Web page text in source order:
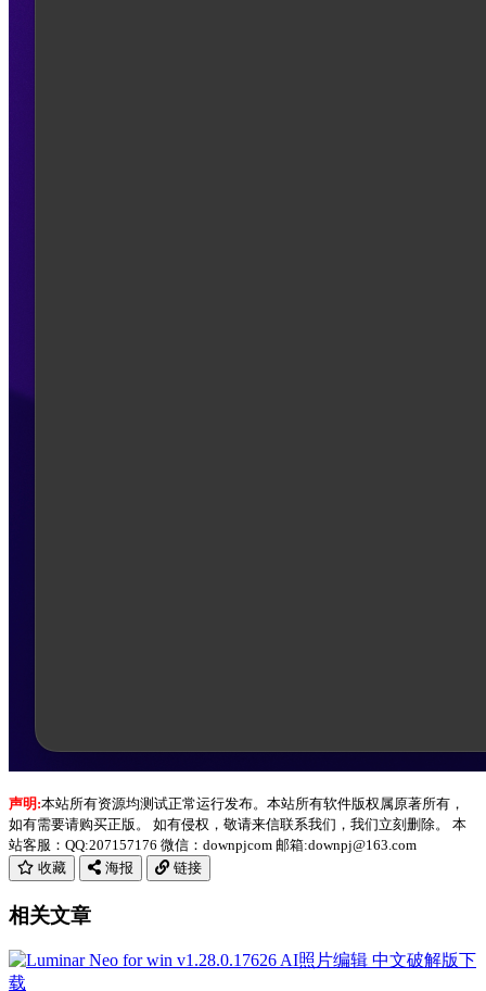
声明:本站所有资源均测试正常运行发布。本站所有软件版权属原著所有，
如有需要请购买正版。 如有侵权，敬请来信联系我们，我们立刻删除。 本
站客服：QQ:207157176 微信：downpjcom 邮箱:downpj@163.com
收藏
海报 链接
相关文章